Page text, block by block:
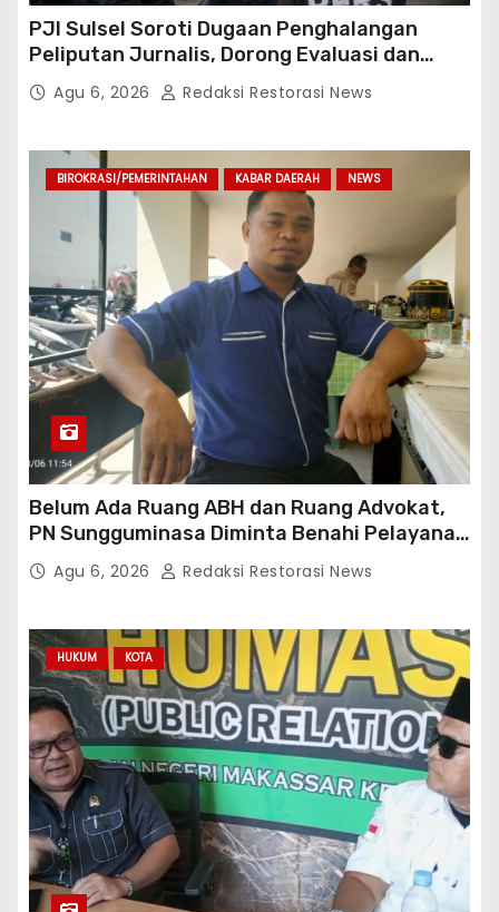
PJI Sulsel Soroti Dugaan Penghalangan
Peliputan Jurnalis, Dorong Evaluasi dan
Penguatan Kemitraan Polri-Pers
Agu 6, 2026 Redaksi Restorasi News
BIROKRASI/PEMERINTAHAN KABAR DAERAH NEWS
Belum Ada Ruang ABH dan Ruang Advokat,
PN Sungguminasa Diminta Benahi Pelayanan
PublikAgu 6, 2026 Redaksi Restorasi News
HUKUM KOTA